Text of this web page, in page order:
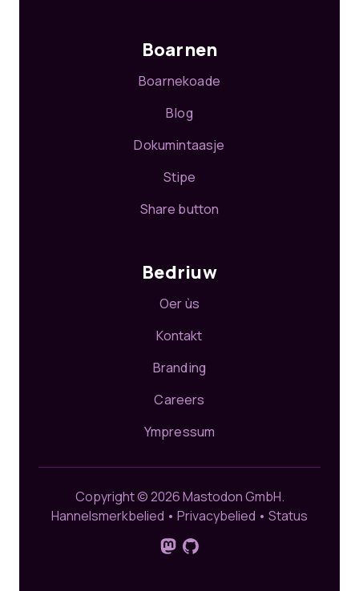
Boarnen
Boarnekoade
Blog
Dokumintaasje
Stipe
Share button
Bedriuw
Oer ùs
Kontakt
Branding
Careers
Ympressum
Copyright © 2026 Mastodon GmbH.
Hannelsmerkbelied • Privacybelied • Status